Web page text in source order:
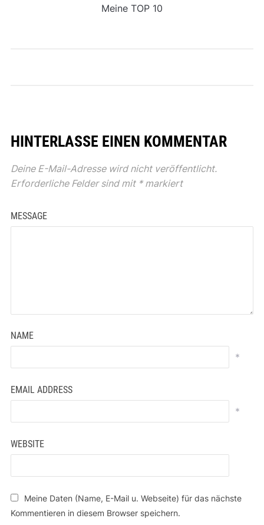
Meine TOP 10
HINTERLASSE EINEN KOMMENTAR
Deine E-Mail-Adresse wird nicht veröffentlicht.
Erforderliche Felder sind mit *markiert
MESSAGE
NAME
*
EMAIL ADDRESS
*
WEBSITE
Meine Daten (Name, E-Mail u. Webseite) für das nächste
Kommentieren in diesem Browser speichern.